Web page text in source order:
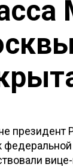
президент